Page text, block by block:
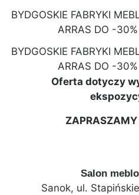
BYDGOSKIE FABRYKI
ARRAS DO -30%
BYDGOSKIE FABRYKI
ARRAS DO -30%
Oferta dotyczy
ZAPRASZAMY
Salon
Sanok, ul.